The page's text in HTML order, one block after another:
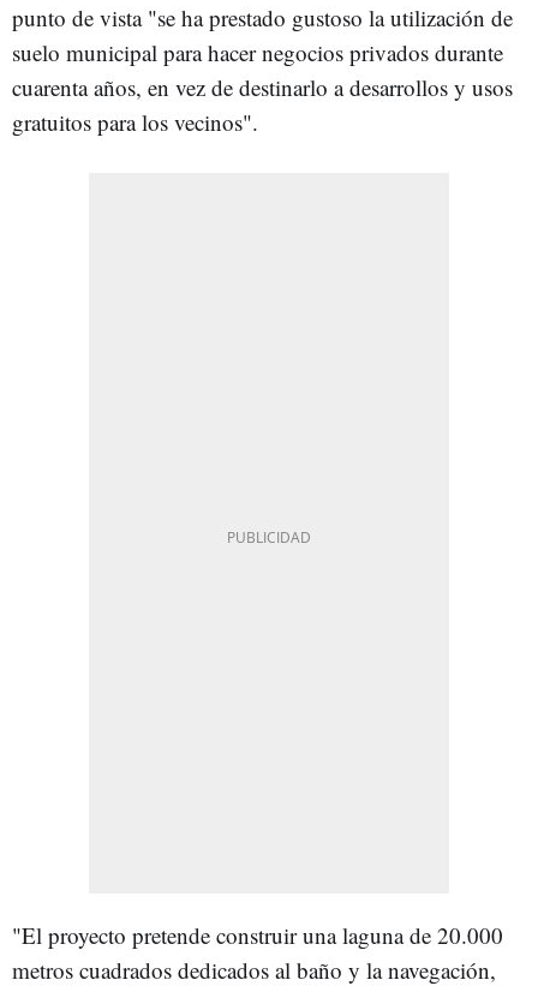
punto de vista "se ha prestado gustoso la utilización de
suelo municipal para hacer negocios privados durante
cuarenta años, en vez de destinarlo a desarrollos y usos
gratuitos para los vecinos".
"El proyecto pretende construir una laguna de 20.000
metros cuadrados dedicados al baño y la navegación,